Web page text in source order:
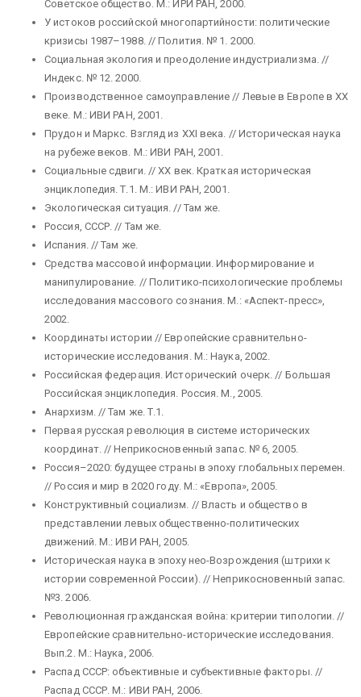
Советское общество. М.: ИРИ РАН, 2000.
У истоков российской многопартийности: политические
кризисы 1987–1988. // Полития. № 1. 2000.
Социальная экология и преодоление индустриализма. //
Индекс. № 12. 2000.
Производственное самоуправление // Левые в Европе в ХХ
веке. М.: ИВИ РАН, 2001.
Прудон и Маркс. Взгляд из XXI века. // Историческая наука
на рубеже веков. М.: ИВИ РАН, 2001.
Социальные сдвиги. // ХХ век. Краткая историческая
энциклопедия. Т.1. М.: ИВИ РАН, 2001.
Экологическая ситуация. // Там же.
Россия, СССР. // Там же.
Испания. // Там же.
Средства массовой информации. Информирование и
манипулирование. // Политико-психологические проблемы
исследования массового сознания. М.: «Аспект-пресс»,
2002.
Координаты истории // Европейские сравнительно-
исторические исследования. М.: Наука, 2002.
Российская федерация. Исторический очерк. // Большая
Российская энциклопедия. Россия. М., 2005.
Анархизм. // Там же. Т.1.
Первая русская революция в системе исторических
координат. // Неприкосновенный запас. № 6, 2005.
Россия–2020: будущее страны в эпоху глобальных перемен.
// Россия и мир в 2020 году. М.: «Европа», 2005.
Конструктивный социализм. // Власть и общество в
представлении левых общественно-политических
движений. М.: ИВИ РАН, 2005.
Историческая наука в эпоху нео-Возрождения (штрихи к
истории современной России). // Неприкосновенный запас.
№3. 2006.
Революционная гражданская война: критерии типологии. //
Европейские сравнительно-исторические исследования.
Вып.2. М.: Наука, 2006.
Распад СССР: объективные и субъективные факторы. //
Распад СССР. М.: ИВИ РАН, 2006.